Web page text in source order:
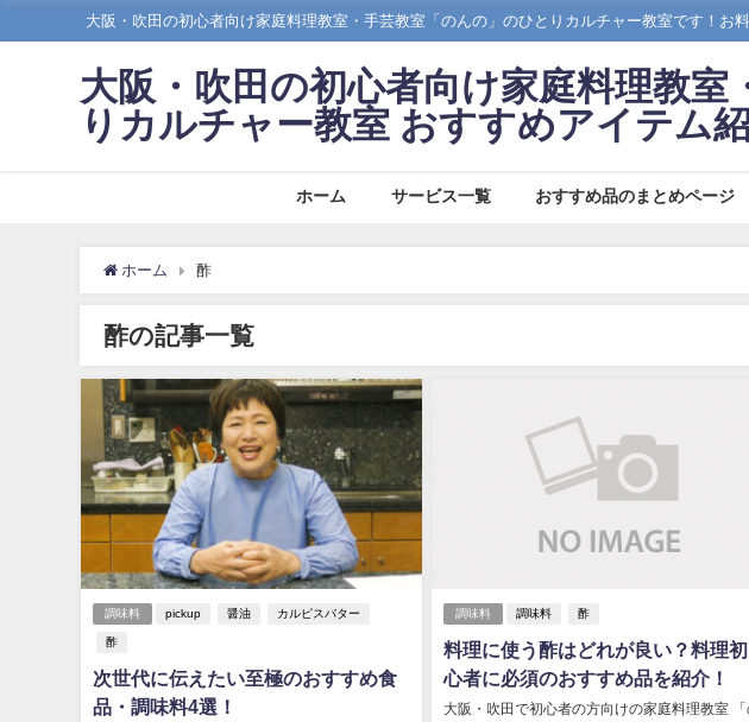
大阪・吹田の初心者向け家庭料理教室・手芸教室「のんの」のひとりカルチャー教室です！お
大阪・吹田の初心者向け家庭料理教室
りカルチャー教室 おすすめアイテム
ホーム サービス一覧 おすすめ品のまとめページ
ホーム 酢
酢の記事一覧
調味料 pickup 醤油 カルピスバター
酢
次世代に伝えたい至極のおすすめ食
品・調味料4選！
調味料 調味料 酢
料理に使う酢はどれが良い？料理初
心者に必須のおすすめ品を紹介！
大阪・吹田で初心者の方向けの家庭料理教室 「